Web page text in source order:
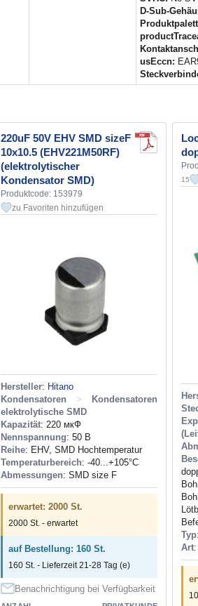
D-Sub-
usEccn:
220uF 50V EHV SMD sizeF
10x10.5 (EHV221M50RF)
(elektrolytischer
Kondensator SMD)
Produktcode: 153979
zu Favoriten hinzufügen
Hersteller: Hitano
Kondensatoren
>
Kondensatoren
elektrolytische SMD
Kapazität: 220 мкФ
Nennspannung: 50 В
Reihe: EHV, SMD Hochtemperatur
Temperaturbereich: -40...+105°С
Abmessungen: SMD size F
erwartet: 2000 St.
2000 St. - erwartet
auf Bestellung: 160 St.
160 St. - Lieferzeit 21-28 Tag (e)
Benachrichtigung bei Verfügbarkeit
15
Typ
Art